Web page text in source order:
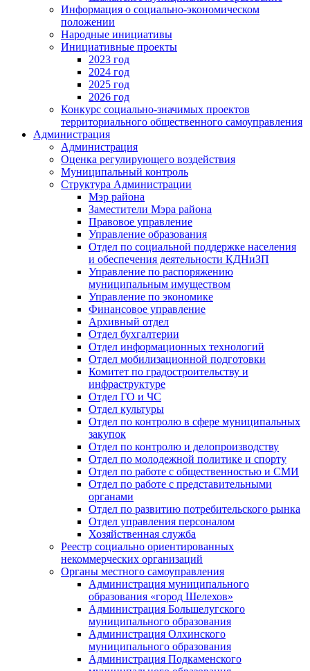
Информация о социально-экономическом
положении
Народные инициативы
Инициативные проекты
2023 год
2024 год
2025 год
2026 год
Конкурс социально-значимых проектов
территориального общественного самоуправления
Администрация
Администрация
Оценка регулирующего воздействия
Муниципальный контроль
Структура Администрации
Мэр района
Заместители Мэра района
Правовое управление
Управление образования
Отдел по социальной поддержке населения
и обеспечения деятельности КДНиЗП
Управление по распоряжению
муниципальным имуществом
Управление по экономике
Финансовое управление
Архивный отдел
Отдел бухгалтерии
Отдел информационных технологий
Отдел мобилизационной подготовки
Комитет по градостроительству и
инфраструктуре
Отдел ГО и ЧС
Отдел культуры
Отдел по контролю в сфере муниципальных
закупок
Отдел по контролю и делопроизводству
Отдел по молодежной политике и спорту
Отдел по работе с общественностью и СМИ
Отдел по работе с представительными
органами
Отдел по развитию потребительского рынка
Отдел управления персоналом
Хозяйственная служба
Реестр социально ориентированных
некоммерческих организаций
Органы местного самоуправления
Администрация муниципального
образования «город Шелехов»
Администрация Большелугского
муниципального образования
Администрация Олхинского
муниципального образования
Администрация Подкаменского